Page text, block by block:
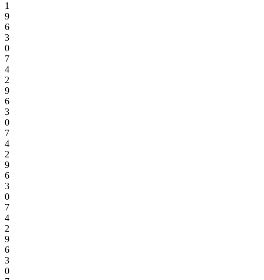
1
9
6
3
0
7
4
2
9
6
3
0
7
4
2
9
6
3
0
7
4
2
9
6
3
0